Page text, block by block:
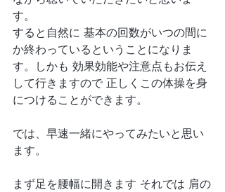
す。
すると自然に 基本の回数がいつの間に
か終わっているということになりま
す。しかも 効果効能や注意点もお伝え
して行きますので 正しくこの体操を身
につけることができます。
では、早速一緒にやってみたいと思い
ます。
まず足を腰幅に開きます それでは 肩の